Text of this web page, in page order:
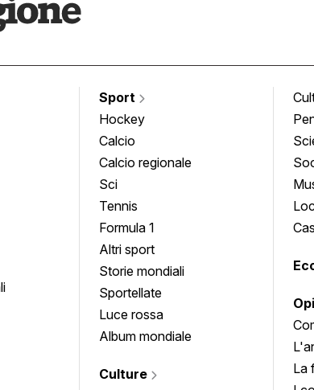
Sport
Hockey
Calcio
Calcio regionale
Sci
Tennis
Formula 1
Altri sport
Storie mondiali
Sportellate
Luce rossa
Album mondiale
Culture
La